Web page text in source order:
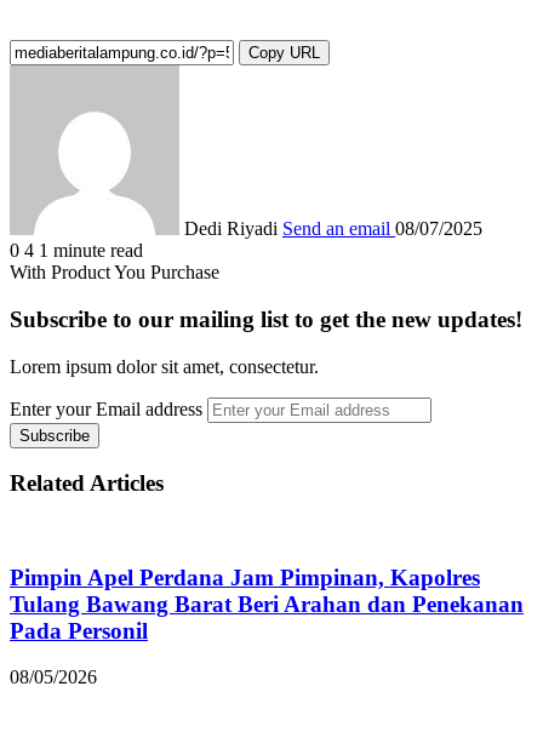
Copy URL
Dedi Riyadi Send an email 08/07/2025
0 4 1 minute read
With Product You Purchase
Subscribe to our mailing list to get the new updates!
Lorem ipsum dolor sit amet, consectetur.
Enter your Email address
Related Articles
Pimpin Apel Perdana Jam Pimpinan, Kapolres
Tulang Bawang Barat Beri Arahan dan Penekanan
Pada Personil
08/05/2026